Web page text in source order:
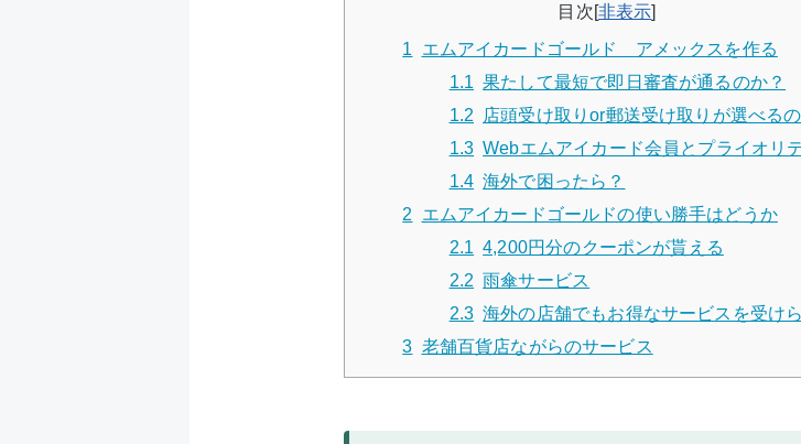
目次[非表示]
1
エムアイカードゴールド アメックスを作る
1.1
果たして最短で即日審査が通るのか？
1.2
店頭受け取りor郵送受け取りが選べる
1.3 Webエムアイカード会員とプライオリ
1.4 海外で困ったら？
2
エムアイカードゴールドの使い勝手はどうか
2.1 4,200円分のクーポンが貰える
2.2 雨傘サービス
2.3 海外の店舗でもお得なサービスを受け
3 老舗百貨店ながらのサービス